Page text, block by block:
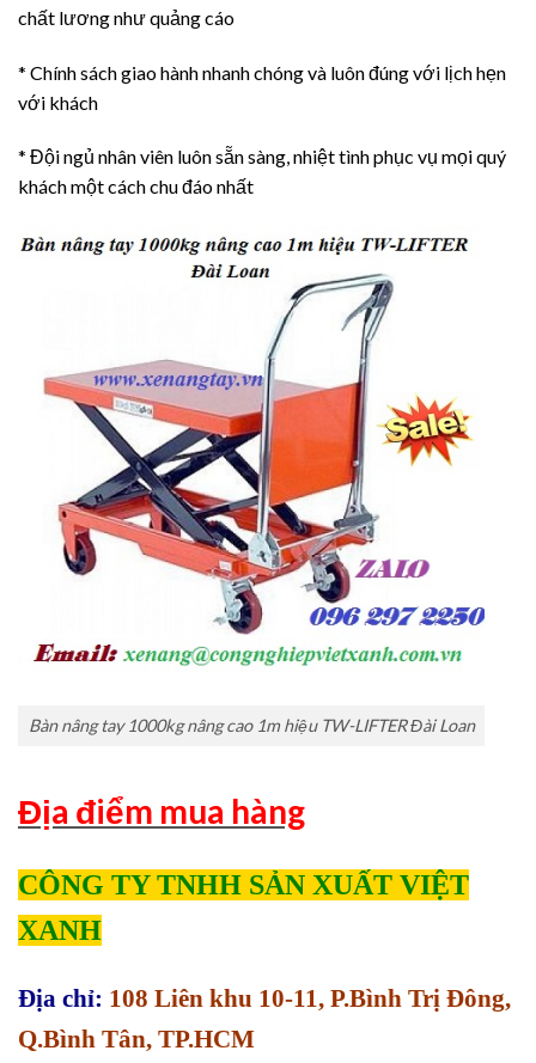
chất lương như quảng cáo
* Chính sách giao hành nhanh chóng và luôn đúng với lịch hẹn
với khách
* Đội ngủ nhân viên luôn sẵn sàng, nhiệt tình phục vụ mọi quý
khách một cách chu đáo nhất
Bàn nâng tay 1000kg nâng cao 1m hiệu TW-LIFTER Đài Loan
Địa điểm mua hàng
CÔNG TY TNHH SẢN XUẤT VIỆT
XANH
Địa chỉ: 108 Liên khu 10-11, P.Bình Trị Đông,
Q.Bình Tân, TP.HCM